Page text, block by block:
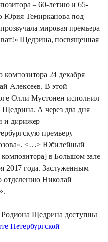
– 60-летию и 65-
Юрия Темирканова под
мировая премьера
Щедрина, посвященная
24 декабря
Алексеев. В этой
Олли Мустонен исполнил
А через два дня
и дирижер
премьеру
<…> Юбилейный
в Большом зале
2017 года. Заслуженным
отделению Николай
Родиона Щедрина доступны
Петербургской